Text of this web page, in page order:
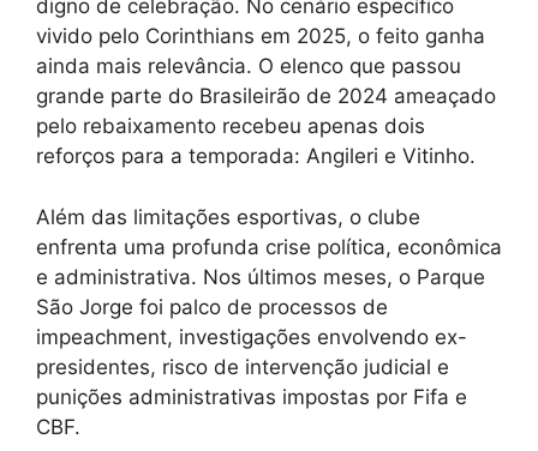
digno de celebração. No cenário específico
vivido pelo Corinthians em 2025, o feito ganha
ainda mais relevância. O elenco que passou
grande parte do Brasileirão de 2024 ameaçado
pelo rebaixamento recebeu apenas dois
reforços para a temporada: Angileri e Vitinho.
Além das limitações esportivas, o clube
enfrenta uma profunda crise política, econômica
e administrativa. Nos últimos meses, o Parque
São Jorge foi palco de processos de
impeachment, investigações envolvendo ex-
presidentes, risco de intervenção judicial e
punições administrativas impostas por Fifa e
CBF.